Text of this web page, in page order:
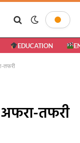
EDUCATION
तफरी
तफरी